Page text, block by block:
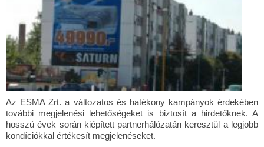
Az ESMA Zrt. a változatos és hatékony kampányok érdekében
további megjelenési lehetőségeket is biztosít a hirdetőknek. A
hosszú évek során kiépített partnerhálózatán keresztül a legjobb
kondíciókkal értékesít megjelenéseket.